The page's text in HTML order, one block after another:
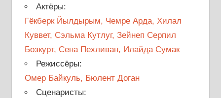
Актёры:
Гёкберк Йылдырым, Чемре Арда, Хилал
Куввет, Сэльма Кутлуг, Зейнеп Серпил
Бозкурт, Сена Пехливан, Илайда Сумак
Режиссёры:
Омер Байкуль, Бюлент Доган
Сценаристы: